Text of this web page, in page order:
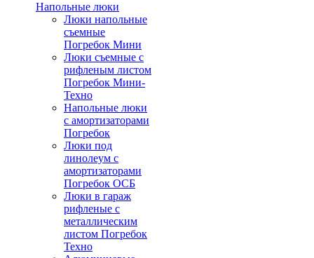
Напольные люки
Люки напольные
съемные
Погребок Мини
Люки съемные с
рифленым листом
Погребок Мини-
Техно
Напольные люки
с амортизаторами
Погребок
Люки под
линолеум с
амортизаторами
Погребок ОСБ
Люки в гараж
рифленые с
металлическим
листом Погребок
Техно